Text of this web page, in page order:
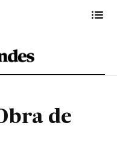
2016
2023
de